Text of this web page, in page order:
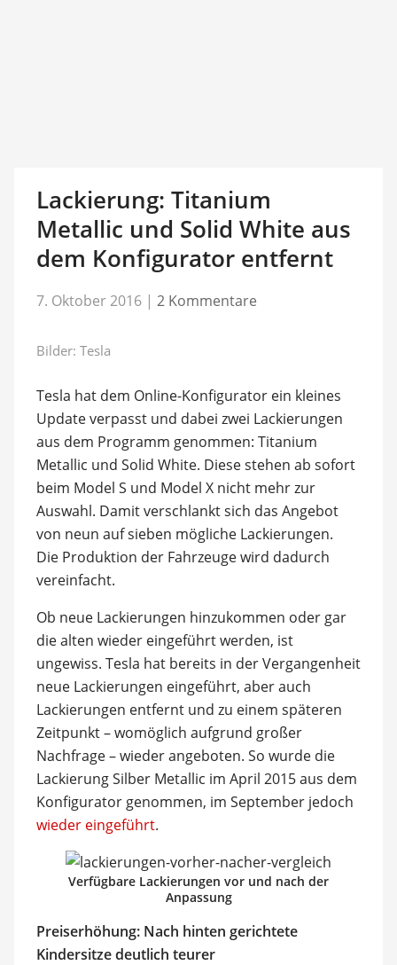
Lackierung: Titanium
Metallic und Solid White aus
dem Konfigurator entfernt
7. Oktober 2016 | 2 Kommentare
Bilder: Tesla
Tesla hat dem Online-Konfigurator ein kleines
Update verpasst und dabei zwei Lackierungen
aus dem Programm genommen: Titanium
Metallic und Solid White. Diese stehen ab sofort
beim Model S und Model X nicht mehr zur
Auswahl. Damit verschlankt sich das Angebot
von neun auf sieben mögliche Lackierungen.
Die Produktion der Fahrzeuge wird dadurch
vereinfacht.
Ob neue Lackierungen hinzukommen oder gar
die alten wieder eingeführt werden, ist
ungewiss. Tesla hat bereits in der Vergangenheit
neue Lackierungen eingeführt, aber auch
Lackierungen entfernt und zu einem späteren
Zeitpunkt – womöglich aufgrund großer
Nachfrage – wieder angeboten. So wurde die
Lackierung Silber Metallic im April 2015 aus dem
Konfigurator genommen, im September jedoch
wieder eingeführt.
Verfügbare Lackierungen vor und nach der
Anpassung
Preiserhöhung: Nach hinten gerichtete
Kindersitze deutlich teurer